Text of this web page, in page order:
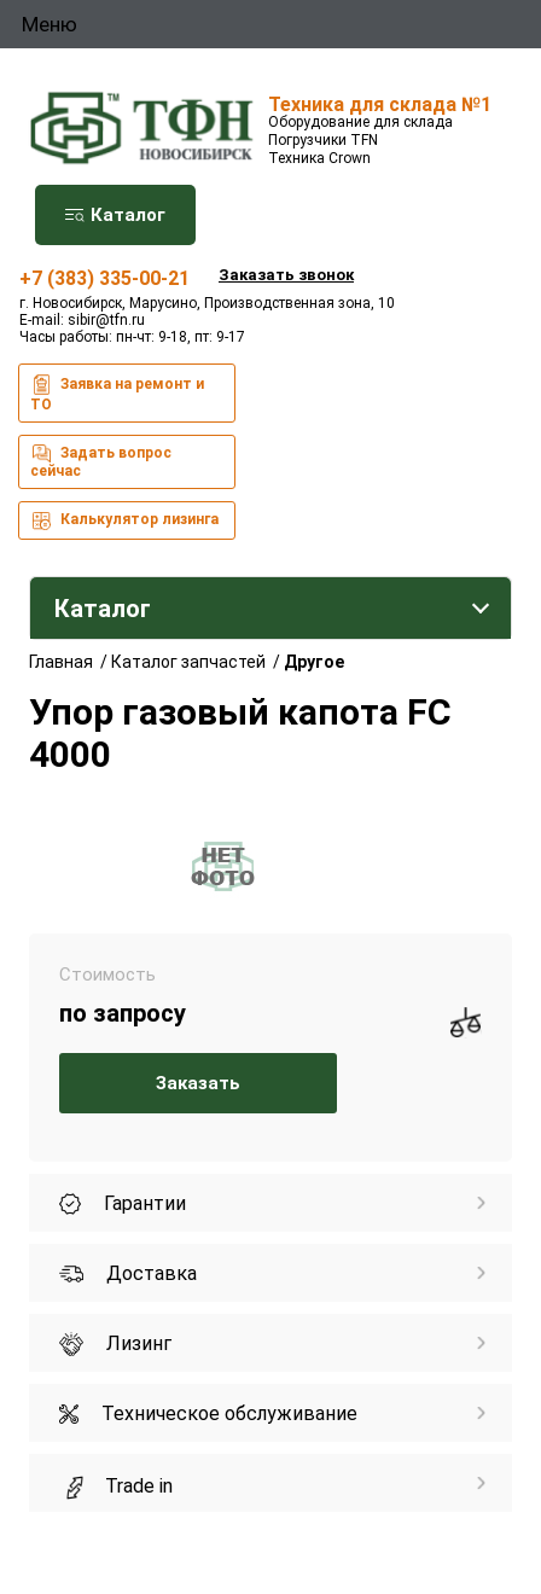
Меню
Техника для склада №1
Оборудование для склада
Погрузчики TFN
Техника Crown
Каталог
+7 (383) 335-00-21 Заказать звонок
г. Новосибирск, Марусино, Производственная зона, 10
E-mail: sibir@tfn.ru
Часы работы: пн-чт: 9-18, пт: 9-17
Заявка на ремонт и
ТО
Задать вопрос
сейчас
Калькулятор лизинга
Каталог
Главная /Каталог запчастей / Другое
Упор газовый капота FC
4000
Стоимость
по запросу
Заказать
Гарантии
Доставка
Лизинг
Техническое обслуживание
Trade in